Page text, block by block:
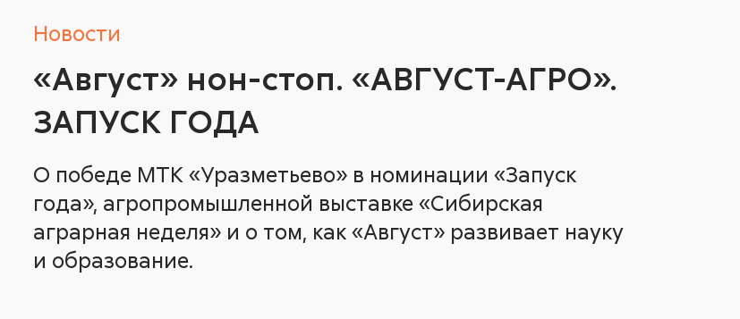
Новости
«Август» нон-стоп. «АВГУСТ-АГРО».
ЗАПУСК ГОДА
О победе МТК «Уразметьево» в номинации «Запуск
года», агропромышленной выставке «Сибирская
аграрная неделя» и о том, как «Август» развивает науку
и образование.